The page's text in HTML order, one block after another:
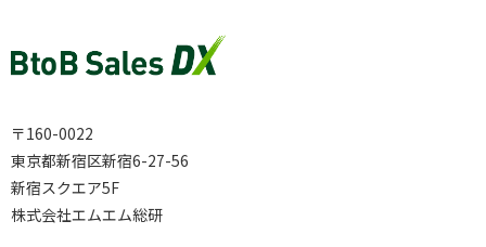
〒160-0022
東京都新宿区新宿6-27-56
新宿スクエア5F
株式会社エムエム総研